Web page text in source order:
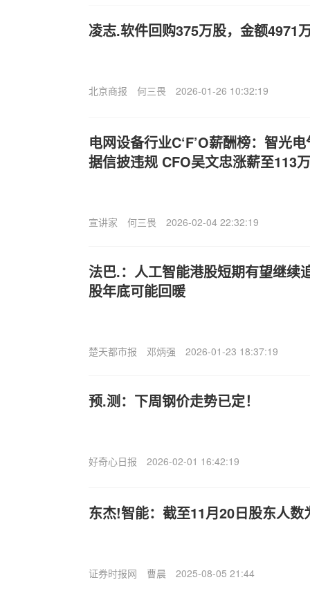
凌志.软件回购375万股，金额4971
北京商报 何三畏 2026-01-26 10:32:19
电网设备行业C‘F’O薪酬榜：智光
据信披违规 CFO吴文忠涨薪至113
宣讲家 何三畏 2026-02-04 22:32:19
法巴.：人工智能港股短期有望继续
股年底可能回暖
楚天都市报 邓炳强 2026-01-23 18:37:19
预.测：下周钢价走势已定！
好奇心日报 2026-02-01 16:42:19
东杰!智能：截至11月20日股东人数
证券时报网 曹晨 2025-08-05 21:44